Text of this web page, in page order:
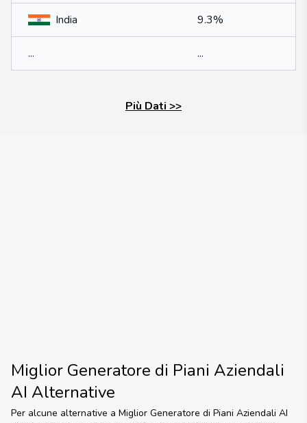
India 9.3%
... ...
Più Dati >>
Miglior Generatore di Piani Aziendali
AI Alternative
Per alcune alternative a Miglior Generatore di Piani Aziendali AI